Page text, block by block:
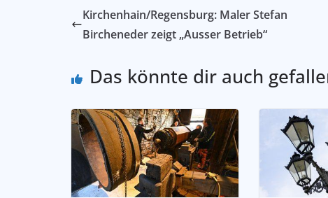
Kirchenhain/Regensburg: Maler Stefan
Bircheneder zeigt „Ausser Betrieb“
Das könnte dir auch